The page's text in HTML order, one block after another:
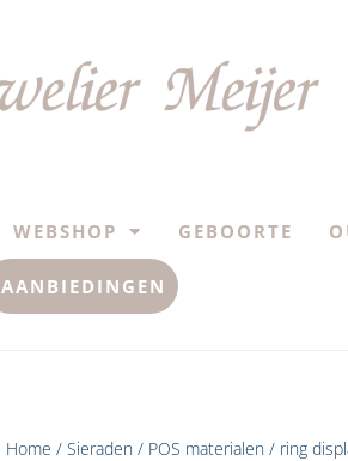
WEBSHOP GEBOORTE
AANBIEDINGEN
Home / Sieraden / POS materialen / ring